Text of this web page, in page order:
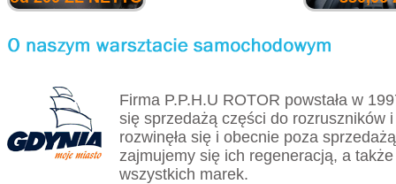
Firma P.P.H.U ROTOR powstała w
się sprzedażą części do rozruszników
rozwinęła się i obecnie poza
zajmujemy się ich regeneracją, a
wszystkich marek.